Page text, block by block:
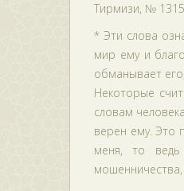
Тирмизи, №
* Эти слова
мир ему и
обманывает
Некоторые
словам
верен ему. Это
меня, то ведь
мошенничества,